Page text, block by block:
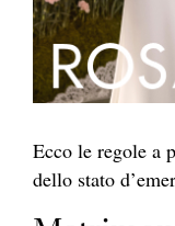
Ecco le regole a
dello stato